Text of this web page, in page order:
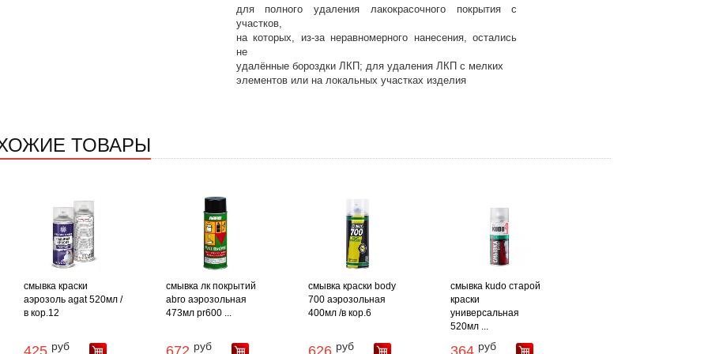
для полного удаления лакокрасочного покрытия с
участков,
на которых, из-за неравномерного нанесения, остались
не
удалённые бороздки ЛКП; для удаления ЛКП с мелких
элементов или на локальных участках изделия
ТОВАРЫ
смывка краски
аэрозоль agat 520мл /
в кор.12
425 руб
смывка лк покрытий
abro аэрозольная
473мл pr600 ...
672 руб
смывка краски body
700 аэрозольная
400мл /в кор.6
626 руб
смывка kudo старой
краски
универсальная
520мл ...
364 руб